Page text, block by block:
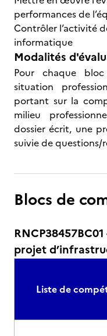
performances de
Contrôler l’activité
informatique
Modalités
Pour chaque
situation
portant sur la
milieu
dossier écrit, une
suivie de questions/
Blocs de
projet
Liste de